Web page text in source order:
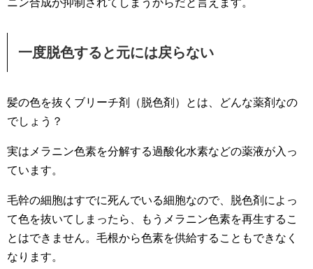
ニン合成が抑制されてしまうからだと言えます。
一度脱色すると元には戻らない
髪の色を抜くブリーチ剤（脱色剤）とは、どんな薬剤なの
でしょう？
実はメラニン色素を分解する過酸化水素などの薬液が入っ
ています。
毛幹の細胞はすでに死んでいる細胞なので、脱色剤によっ
て色を抜いてしまったら、もうメラニン色素を再生するこ
とはできません。毛根から色素を供給することもできなく
なります。